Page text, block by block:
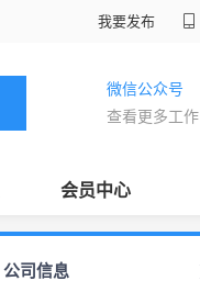
我要发布
微信公众号
查看更多工作
会员中心
公司信息